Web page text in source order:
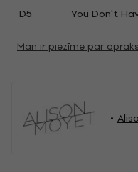
D5
You Don't
Man ir piezīme par